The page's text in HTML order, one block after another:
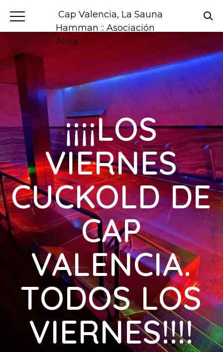
Cap Valencia, La Sauna
Hamman :: Asociación
Alina
¡¡¡¡LOS
VIERNES
CUCKOLD DE
CAP
VALENCIA.
TODOS LOS
VIERNES!!!!